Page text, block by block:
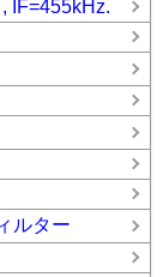
IF=455kHz.
ルター